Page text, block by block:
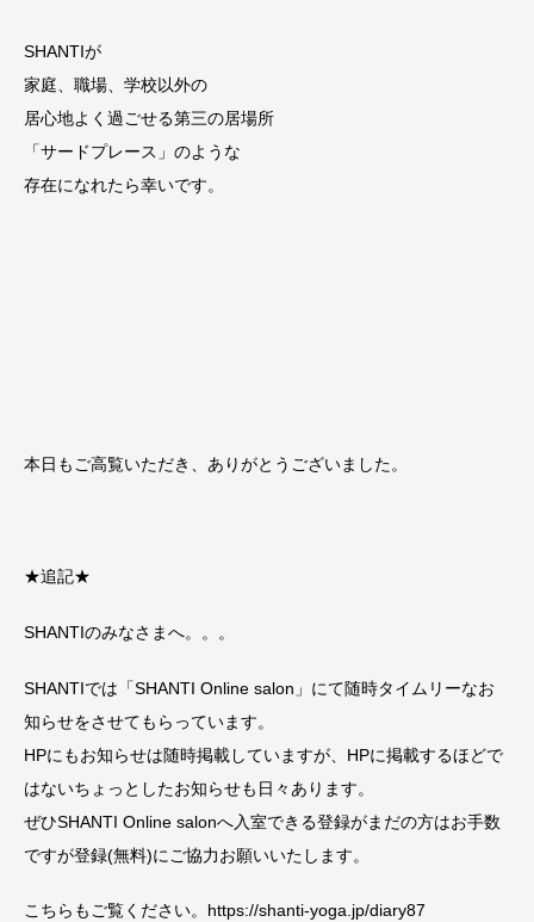
SHANTIが
家庭、職場、学校以外の
居心地よく過ごせる第三の居場所
「サードプレース」のような
存在になれたら幸いです。
本日もご高覧いただき、ありがとうございました。
★追記★
SHANTIのみなさまへ。。。
SHANTIでは「SHANTI Online salon」にて随時タイムリーなお
知らせをさせてもらっています。
HPにもお知らせは随時掲載していますが、HPに掲載するほどで
はないちょっとしたお知らせも日々あります。
ぜひSHANTI Online salonへ入室できる登録がまだの方はお手数
ですが登録(無料)にご協力お願いいたします。
こちらもご覧ください。https://shanti-yoga.jp/diary87